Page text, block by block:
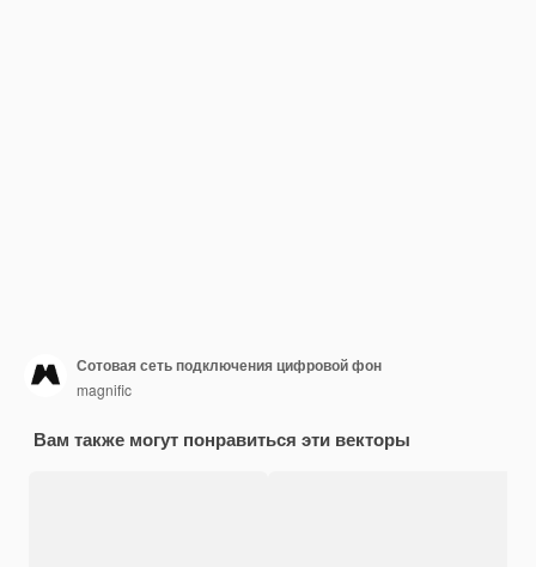
Сотовая сеть подключения цифровой фон
magnific
Вам также могут понравиться эти векторы